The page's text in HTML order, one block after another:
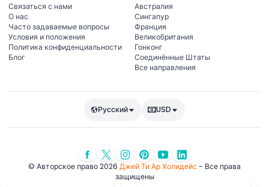
Связаться с нами
О нас
Часто задаваемые вопросы
Условия и положения
Политика конфиденциальности
Блог
Австралия
Сингапур
Франция
Великобритания
Гонконг
Соединённые Штаты
Все направления
Русский USD
© Авторское право 2026 Джей Ти Ар Холидейс- Все права
защищены